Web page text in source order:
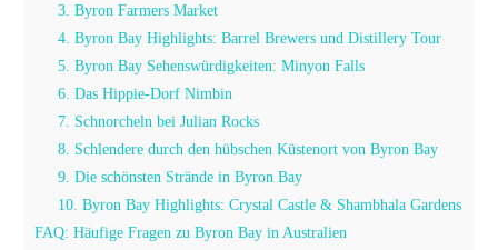
3. Byron Farmers Market
4. Byron Bay Highlights: Barrel Brewers und Distillery Tour
5. Byron Bay Sehenswürdigkeiten: Minyon Falls
6. Das Hippie-Dorf Nimbin
7. Schnorcheln bei Julian Rocks
8. Schlendere durch den hübschen Küstenort von Byron Bay
9. Die schönsten Strände in Byron Bay
10. Byron Bay Highlights: Crystal Castle & Shambhala Gardens
FAQ: Häufige Fragen zu Byron Bay in Australien